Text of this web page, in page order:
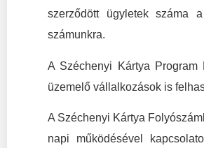
szerződött ügyletek száma
számunkra.
A Széchenyi Kártya Program
üzemelő vállalkozások is
A Széchenyi Kártya
napi működésével